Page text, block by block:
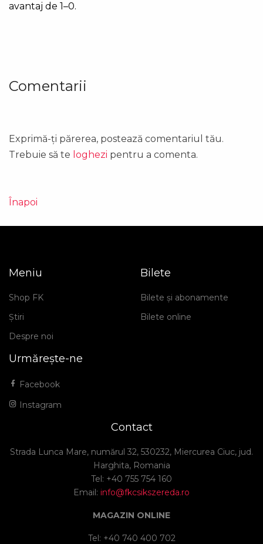
avantaj de 1–0.
Comentarii
Exprimă-ți părerea, postează comentariul tău.
Trebuie să te loghezi pentru a comenta.
Înapoi
Meniu
Shop FK
Știri
Despre noi
Bilete
Bilete și abonamente
Bilete online
Urmărește-ne
Facebook
Instagram
Contact
Strada Lunca Mare, numărul 32, 530232, Miercurea Ciuc, jud.
Harghita, Romania
Tel: +40 755 754 160
Email: info@fkcsikszereda.ro
MAGAZIN ONLINE
Tel: +40 740 400 702